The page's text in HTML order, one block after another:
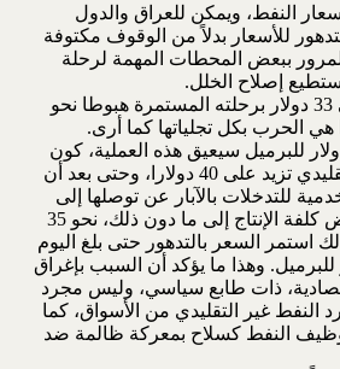
النفط، ويمكن للعراق والدول
للأسعار بدلاً من الوقوف مكتوفة
المرور ببعض المحطات المهمة لرحلة
إصلاح الخلل.
لقد وصل سعر النفط إلى 33 دولار برحلته المستمرة هبوطا نحو
هي الحرب بكل تجلياتها كما أرى.
نعتقد أن حاجز الـ40 دولار للبرميل سيعيق هذه العملية، كون
أسعار إنتاج النفط غير التقليدي تزيد على 40 دولارا، وحتى بعد أن
للتدخلات بالآبار عن توصلها إلى
تقنيات جديدة تسمح بخفض كلفة الإنتاج إلى ما دون ذلك، نحو 35
استمر السعر بالتدهور حتى بلغ اليوم
من 35 دولار للبرميل. وهذا ما يؤكد أن السبب بإغراق
ذات طابع سياسي، وليس مجرد
النفط غير التقليدي من الأسواق، كما
النفط كسلاح بمعركة ظالمة ضد